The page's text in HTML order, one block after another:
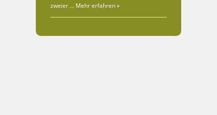
zweier … Mehr erfahren »